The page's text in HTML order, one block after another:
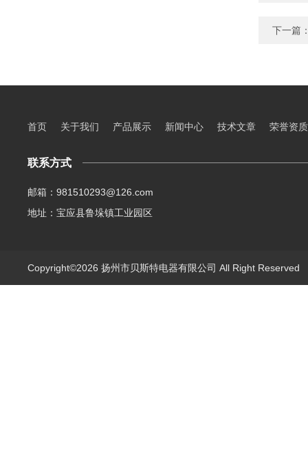
下一篇
首页 关于我们 产品展示 新闻中心 技术文章 荣誉资质
联系方式
邮箱：981510293@126.com
地址：宝应县鲁垛镇工业园区
Copyright©2026 扬州市贝斯特电器有限公司 All Right